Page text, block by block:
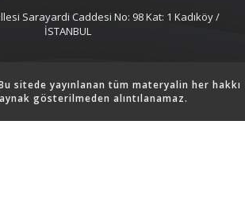
Sarayardi Caddesi No: 98 Kat: 1 Kadıköy /
İSTANBUL
sitede yayınlanan tüm materyalin her hakkı
gösterilmeden alıntılanamaz.